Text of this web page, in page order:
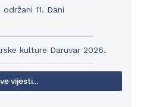
11. Dani
kulture Daruvar 2026.
vijesti...